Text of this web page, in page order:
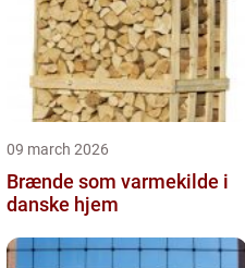
09 march 2026
Brænde som varmekilde i
danske hjem